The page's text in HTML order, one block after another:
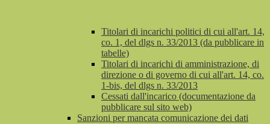
Titolari di incarichi politici di cui all'art. 14,
co. 1, del dlgs n. 33/2013 (da pubblicare in
tabelle)
Titolari di incarichi di amministrazione, di
direzione o di governo di cui all'art. 14, co.
1-bis, del dlgs n. 33/2013
Cessati dall'incarico (documentazione da
pubblicare sul sito web)
Sanzioni per mancata comunicazione dei dati